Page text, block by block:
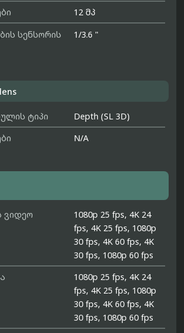
12 მპ
სენსორის
1/3.6 "
ტიპი
Depth (SL 3D)
N/A
ვიდეო
1080p 25 fps, 4K 24
fps, 4K 25 fps, 1080p
30 fps, 4K 60 fps, 4K
30 fps, 1080p 60 fps
1080p 25 fps, 4K 24
fps, 4K 25 fps, 1080p
30 fps, 4K 60 fps, 4K
30 fps, 1080p 60 fps